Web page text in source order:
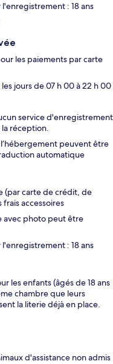
: 18 ans
les paiements par carte
jours de 07 h 00 à 22 h 00
service d'enregistrement
la réception.
peuvent être
automatique
(par carte de crédit, de
accessoires
avec photo peut être
: 18 ans
les enfants (âgés de 18 ans
chambre que leurs
la literie déjà en place.
d'assistance non admis